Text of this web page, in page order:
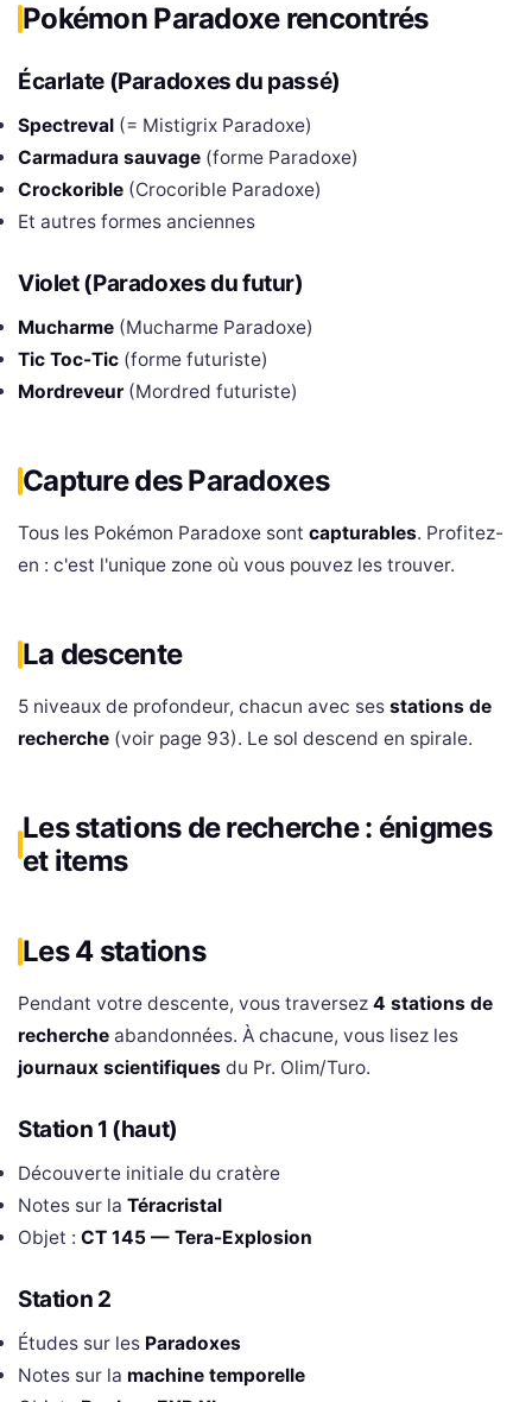
Pokémon Paradoxe rencontrés
Écarlate (Paradoxes du passé)
Spectreval (= Mistigrix Paradoxe)
Carmadura sauvage (forme Paradoxe)
Crockorible (Crocorible Paradoxe)
Et autres formes anciennes
Violet (Paradoxes du futur)
Mucharme (Mucharme Paradoxe)
Tic Toc-Tic (forme futuriste)
Mordreveur (Mordred futuriste)
Capture des Paradoxes
Tous les Pokémon Paradoxe sont capturables. Profitez-
en : c'est l'unique zone où vous pouvez les trouver.
La descente
5 niveaux de profondeur, chacun avec ses stations de
recherche (voir page 93). Le sol descend en spirale.
Les stations de recherche : énigmes
et items
Les 4 stations
Pendant votre descente, vous traversez 4 stations de
recherche abandonnées. À chacune, vous lisez les
journaux scientifiques du Pr. Olim/Turo.
Station 1 (haut)
Découverte initiale du cratère
Notes sur la Téracristal
Objet : CT 145 — Tera-Explosion
Station 2
Études sur les Paradoxes
Notes sur la machine temporelle